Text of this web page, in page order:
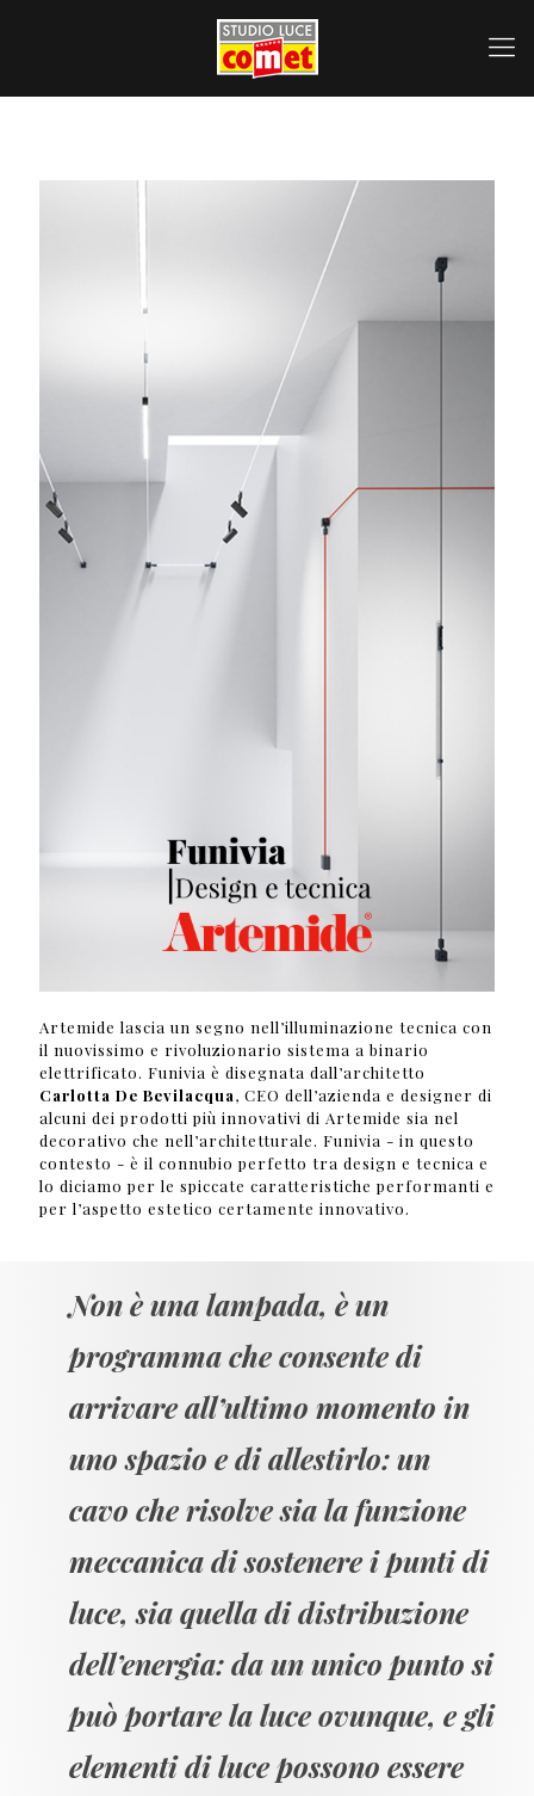
Artemide lascia un segno nell’illuminazione tecnica con
il nuovissimo e rivoluzionario sistema a binario
elettrificato. Funivia è disegnata dall’architetto
Carlotta De Bevilacqua, CEO dell’azienda e designer di
alcuni dei prodotti più innovativi di Artemide sia nel
decorativo che nell’architetturale. Funivia - in questo
contesto - è il connubio perfetto tra design e tecnica e
lo diciamo per le spiccate caratteristiche performanti e
per l’aspetto estetico certamente innovativo.
Non è una lampada, è un
programma che consente di
arrivare all’ultimo momento in
uno spazio e di allestirlo: un
cavo che risolve sia la funzione
meccanica di sostenere i punti di
luce, sia quella di distribuzione
dell’energia: da un unico punto si
può portare la luce ovunque, e gli
elementi di luce possono essere